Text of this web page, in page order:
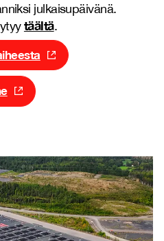
julkaisupäivänä.
täältä.